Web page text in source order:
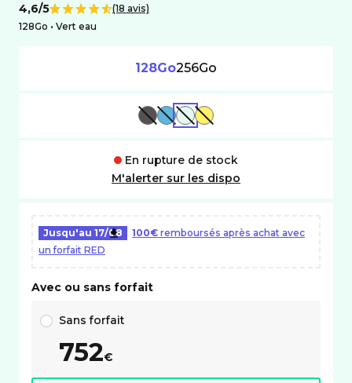
Note de
4,6/5
(18 avis)
128Go •
vert eau
128Go256Go
NOIR BLEU VERT OR
En rupture de stock
M'alerter sur les dispo
Jusqu'au 17/08 100€ remboursés après achat avec
un forfait RED
Avec ou sans forfait
Sans forfait
752€